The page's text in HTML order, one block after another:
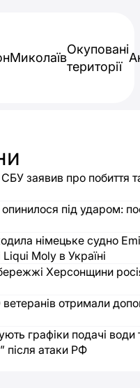
Миколаїв
Окуповані
території
заявив про побиття
опинилося під ударом:
німецьке судно
Moly в Україні
Херсонщини
отримали
графіки подачі води
після атаки РФ